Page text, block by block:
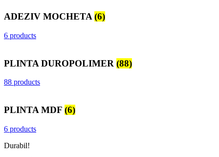
ADEZIV MOCHETA (6)
6 products
PLINTA DUROPOLIMER (88)
88 products
PLINTA MDF (6)
6 products
Durabil!